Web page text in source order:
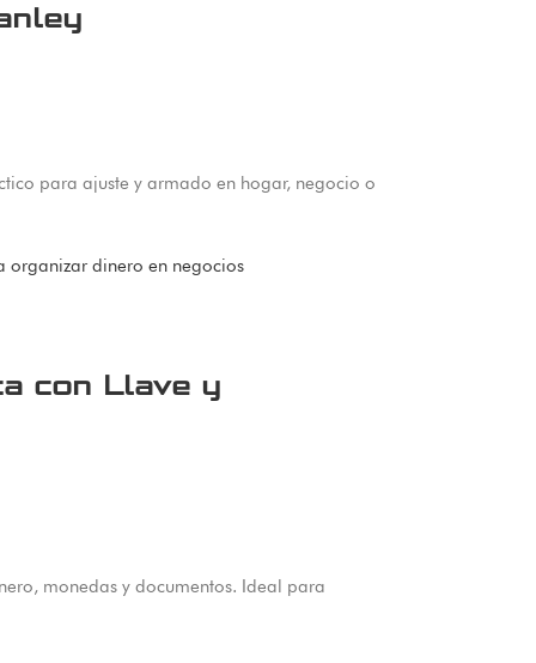
para ajuste y armado en hogar, negocio o
con Llave y
monedas y documentos. Ideal para